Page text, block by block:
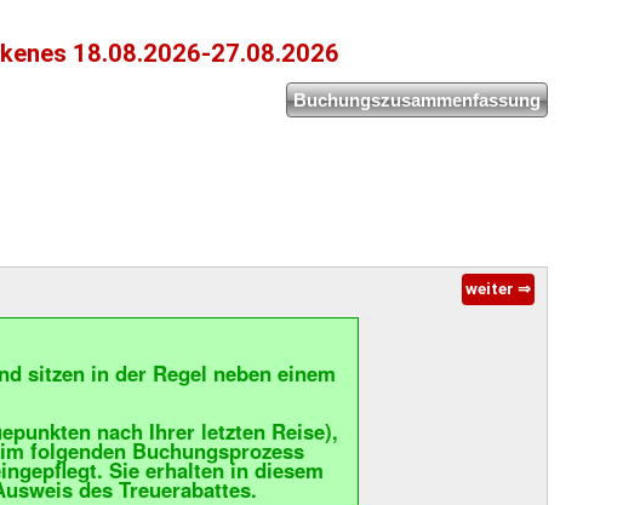
18.08.2026-27.08.2026
weiter ⇒
sitzen in der Regel neben einem
nach Ihrer letzten Reise),
folgenden Buchungsprozess
Sie erhalten in diesem
des Treuerabattes.